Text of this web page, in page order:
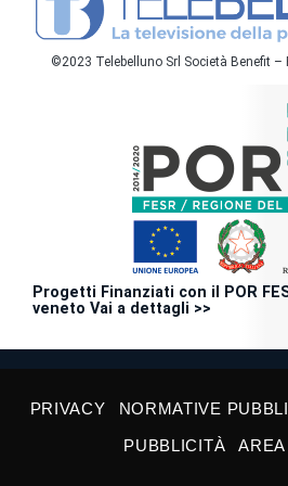
©2023 Telebelluno Srl Società Benefit
Progetti Finanziati con il POR
veneto Vai a dettagli >>
PRIVACY NORMATIVE
PUBBLICITÀ
AREA